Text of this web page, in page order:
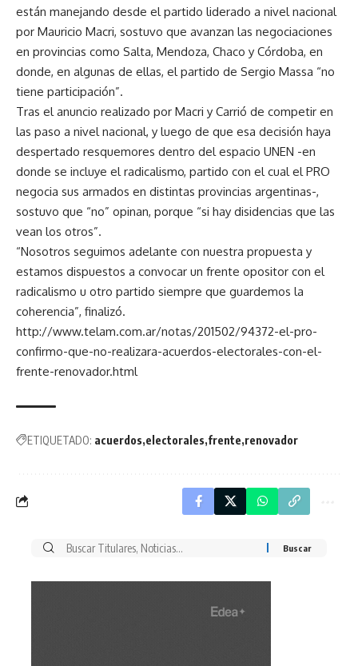
están manejando desde el partido liderado a nivel nacional
por Mauricio Macri, sostuvo que avanzan las negociaciones
en provincias como Salta, Mendoza, Chaco y Córdoba, en
donde, en algunas de ellas, el partido de Sergio Massa “no
tiene participación”.
Tras el anuncio realizado por Macri y Carrió de competir en
las paso a nivel nacional, y luego de que esa decisión haya
despertado resquemores dentro del espacio UNEN -en
donde se incluye el radicalismo, partido con el cual el PRO
negocia sus armados en distintas provincias argentinas-,
sostuvo que “no” opinan, porque “si hay disidencias que las
vean los otros”.
“Nosotros seguimos adelante con nuestra propuesta y
estamos dispuestos a convocar un frente opositor con el
radicalismo u otro partido siempre que guardemos la
coherencia”, finalizó.
http://www.telam.com.ar/notas/201502/94372-el-pro-
confirmo-que-no-realizara-acuerdos-electorales-con-el-
frente-renovador.html
ETIQUETADO: acuerdos electorales frente renovador
Buscar